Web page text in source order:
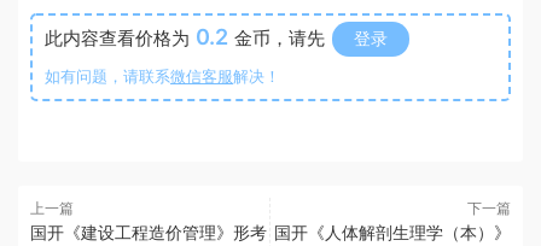
此内容查看价格为 0.2 金币，请先 登录
如有问题，请联系微信客服解决！
上一篇
国开《建设工程造价管理》形考
下一篇
国开《人体解剖生理学（本）》